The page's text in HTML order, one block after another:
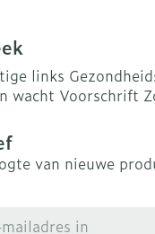
links
wacht Voorschrift
van nieuwe